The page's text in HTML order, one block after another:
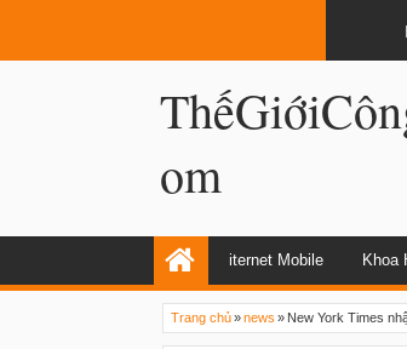
om
iternet Mobile Khoa
Trang chủ»news » New York Times